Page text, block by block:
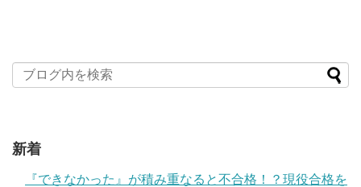
新着
『できなかった』が積み重なると不合格！？現役合格を